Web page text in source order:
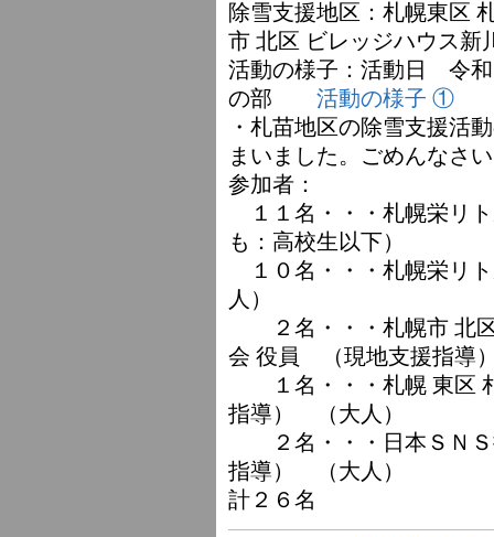
除雪支援地区：札幌東区
市 北区 ビレッジハウス新
活動の様子：活動日 令
の部 活動の様子 ①
・札苗地区の除雪支援活
まいました。ごめんなさ
参加者：
１１名・・・札幌栄リ
も：高校生以下）
１０名・・・札幌栄リ
人）
２名・・・札幌市 北区
会 役員 （現地支援指導
１名・・・札幌 東区
指導） （大人）
２名・・・日本ＳＮＳ
指導） （大人）
計２６名